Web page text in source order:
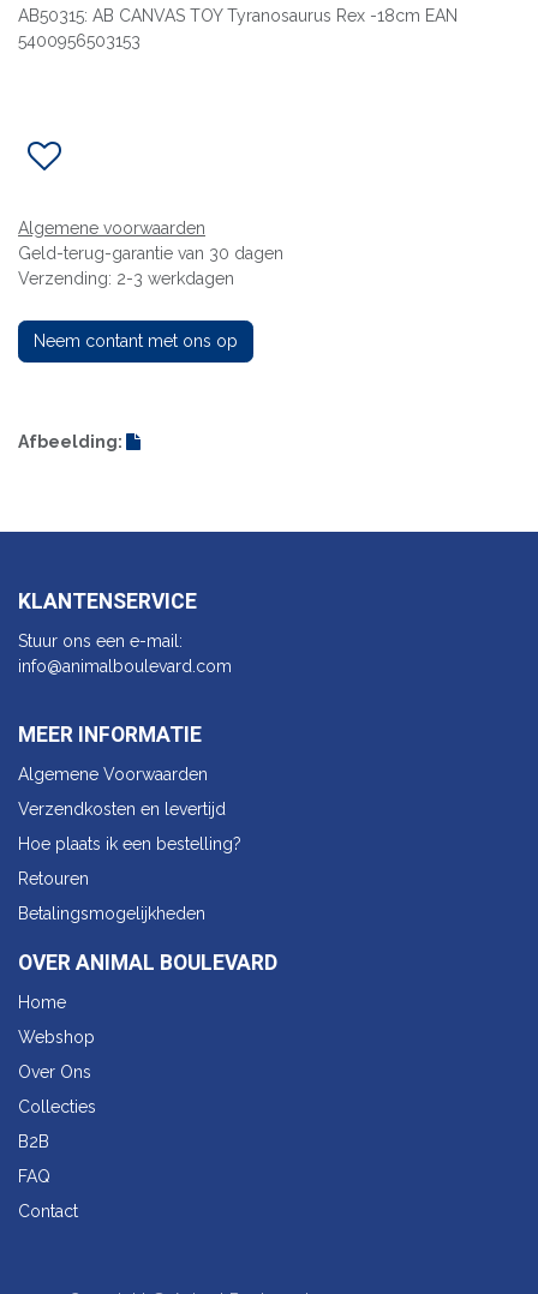
AB50315: AB CANVAS TOY Tyranosaurus Rex -18cm EAN
5400956503153
Algemene voorwaarden
Geld-terug-garantie van 30 dagen
Verzending: 2-3 werkdagen
Neem contant met ons op
Afbeelding:
KLANTENSERVICE
Stuur ons een e-mail:
info@animalbo​ulevard.com
MEER INFORMATIE
Algemene Voorwaarden
Verzendkosten en levertijd
Hoe plaats ik een bestelling?
Retouren
Betalingsmogelijkheden
OVER ANIMAL BOULEVARD
Home
Webshop
Over Ons
Collecties
B2B
FAQ
Contact